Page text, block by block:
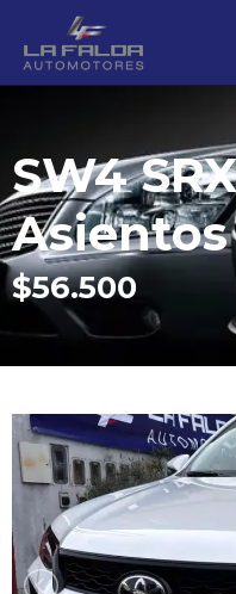
SW4
Asientos
$56.500